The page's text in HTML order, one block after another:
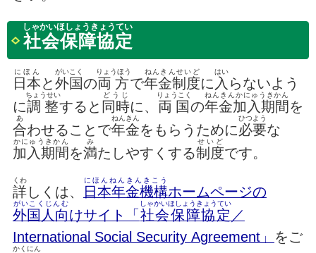
社会保障協定
しゃかいほしょうきょうてい
日本
にほん
と外国
がいこく
の両方
りょうほう
で年金制度
ねんきんせいど
に 入
はい
らないよう
に調整
ちょうせい
すると 同時
どうじ
に、 両国
りょうこく
の年金加入期間
ねんきんかにゅうきかん
を
合
あ
わせることで年金
ねんきん
をもらうために必要
ひつよう
な
加入期間
かにゅうきかん
を満
み
たしやすくする制度
せいど
です。
詳
くわ
しくは、 日本年金機構
にほんねんきんきこう
ホームページの
外国人向
がいこくじんむ
けサイト「 社会保障協定
しゃかいほしょうきょうてい
／
International Social Security Agreement」 をご
かくにん